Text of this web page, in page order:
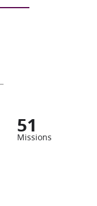
51
Missions